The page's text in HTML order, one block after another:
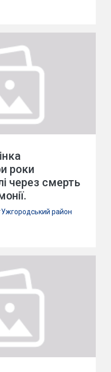
роки
через смерть
Ужгородський район